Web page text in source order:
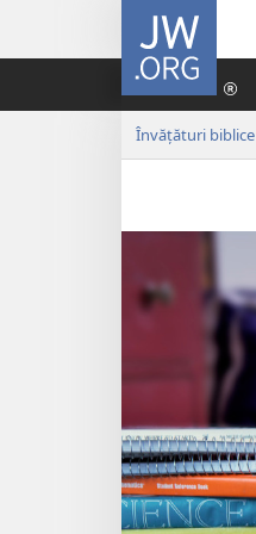
JW.ORG
Învățături biblice